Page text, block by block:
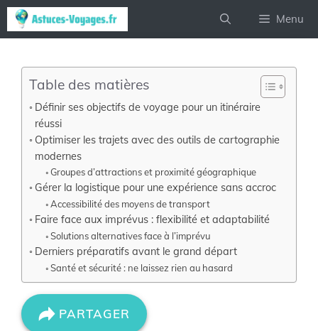
Aller
au
Menu
Table des matières
Définir ses objectifs de voyage pour un itinéraire
réussi
Optimiser les trajets avec des outils de cartographie
modernes
Groupes d’attractions et proximité géographique
Gérer la logistique pour une expérience sans accroc
Accessibilité des moyens de transport
Faire face aux imprévus : flexibilité et adaptabilité
Solutions alternatives face à l’imprévu
Derniers préparatifs avant le grand départ
Santé et sécurité : ne laissez rien au hasard
PARTAGER